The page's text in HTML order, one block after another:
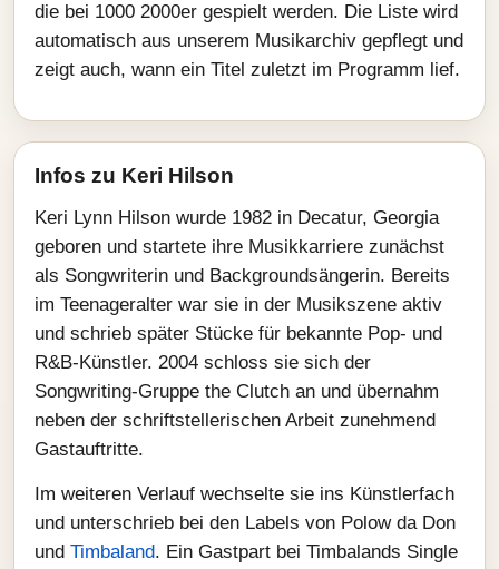
die bei 1000 2000er gespielt werden. Die Liste wird
automatisch aus unserem Musikarchiv gepflegt und
zeigt auch, wann ein Titel zuletzt im Programm lief.
Infos zu Keri Hilson
Keri Lynn Hilson wurde 1982 in Decatur, Georgia
geboren und startete ihre Musikkarriere zunächst
als Songwriterin und Backgroundsängerin. Bereits
im Teenageralter war sie in der Musikszene aktiv
und schrieb später Stücke für bekannte Pop- und
R&B-Künstler. 2004 schloss sie sich der
Songwriting-Gruppe the Clutch an und übernahm
neben der schriftstellerischen Arbeit zunehmend
Gastauftritte.
Im weiteren Verlauf wechselte sie ins Künstlerfach
und unterschrieb bei den Labels von Polow da Don
und Timbaland. Ein Gastpart bei Timbalands Single